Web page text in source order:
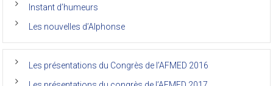
la
de
de
(Afmed/Unikin)
Instant d’humeurs
Les nouvelles d’Alphonse
Les présentations du Congrès de l’AFMED 2016